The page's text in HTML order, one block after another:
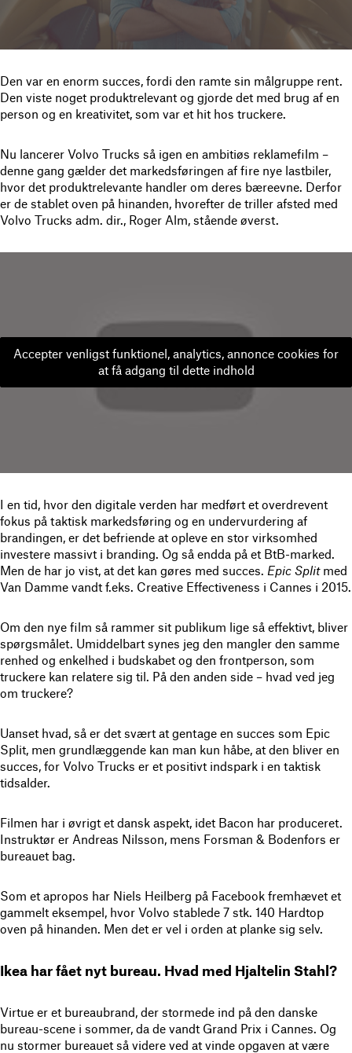
Den var en enorm succes, fordi den ramte sin målgruppe rent.
Den viste noget produktrelevant og gjorde det med brug af en
person og en kreativitet, som var et hit hos truckere.
Nu lancerer Volvo Trucks så igen en ambitiøs reklamefilm –
denne gang gælder det markedsføringen af fire nye lastbiler,
hvor det produktrelevante handler om deres bæreevne. Derfor
er de stablet oven på hinanden, hvorefter de triller afsted med
Volvo Trucks adm. dir., Roger Alm, stående øverst.
Accepter venligst funktionel, analytics, annonce cookies for
at få adgang til dette indhold
I en tid, hvor den digitale verden har medført et overdrevent
fokus på taktisk markedsføring og en undervurdering af
brandingen, er det befriende at opleve en stor virksomhed
investere massivt i branding. Og så endda på et BtB-marked.
Men de har jo vist, at det kan gøres med succes. Epic Splitmed
Van Damme vandt f.eks. Creative Effectiveness i Cannes i 2015.
Om den nye film så rammer sit publikum lige så effektivt, bliver
spørgsmålet. Umiddelbart synes jeg den mangler den samme
renhed og enkelhed i budskabet og den frontperson, som
truckere kan relatere sig til. På den anden side – hvad ved jeg
om truckere?
Uanset hvad, så er det svært at gentage en succes som Epic
Split, men grundlæggende kan man kun håbe, at den bliver en
succes, for Volvo Trucks er et positivt indspark i en taktisk
tidsalder.
Filmen har i øvrigt et dansk aspekt, idet Bacon har produceret.
Instruktør er Andreas Nilsson, mens Forsman & Bodenfors er
bureauet bag.
Som et apropos har Niels Heilberg på Facebook fremhævet et
gammelt eksempel, hvor Volvo stablede 7 stk. 140 Hardtop
oven på hinanden. Men det er vel i orden at planke sig selv.
Ikea har fået nyt bureau. Hvad med Hjaltelin Stahl?
Virtue er et bureaubrand, der stormede ind på den danske
bureau-scene i sommer, da de vandt Grand Prix i Cannes. Og
nu stormer bureauet så videre ved at vinde opgaven at være